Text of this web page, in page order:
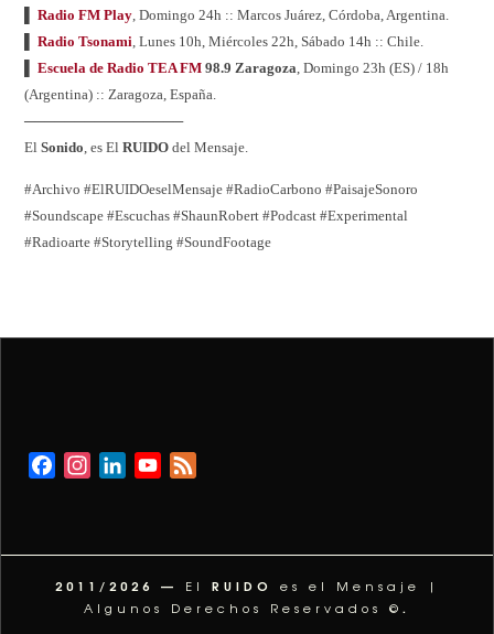
▌Radio FM Play, Domingo 24h :: Marcos Juárez, Córdoba, Argentina.
▌Radio Tsonami, Lunes 10h, Miércoles 22h, Sábado 14h :: Chile.
▌Escuela de Radio TEA FM 98.9 Zaragoza, Domingo 23h (ES) / 18h
(Argentina) :: Zaragoza, España.
────────────────
ElSonido, es ElRUIDO del Mensaje.
#Archivo #ElRUIDOeselMensaje #RadioCarbono #PaisajeSonoro
#Soundscape #Escuchas #ShaunRobert #Podcast #Experimental
#Radioarte #Storytelling #SoundFootage
FacebookInstagramLinkedInYouTube
2011/2026 — El RUIDO
es el Mensaje |
Algunos Derechos Reservados © .